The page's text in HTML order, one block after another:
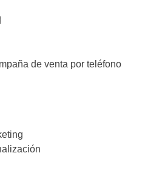
de venta por teléfono